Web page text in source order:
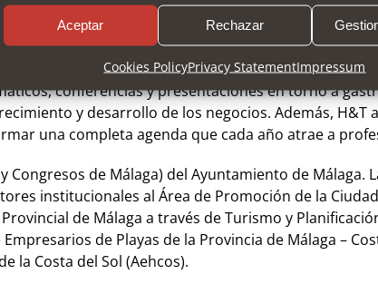
Aceptar Rechazar
Cookies PolicyPrivacy StatementImpressum
donde la innovación, la tecnología y la
conferencias y presentaciones en torno a
y desarrollo de los negocios. Además,
una completa agenda que cada año atrae a
Congresos de Málaga) del Ayuntamiento de
institucionales al Área de Promoción de la
de Málaga a través de Turismo y
de Playas de la Provincia de Málaga –
la Costa del Sol (Aehcos).